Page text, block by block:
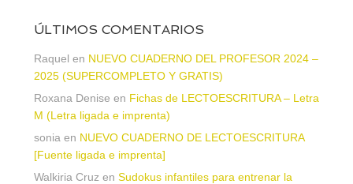
ÚLTIMOS COMENTARIOS
Raquel en NUEVO CUADERNO DEL PROFESOR 2024 –
2025 (SUPERCOMPLETO Y GRATIS)
Roxana Denise en Fichas de LECTOESCRITURA – Letra
M (Letra ligada e imprenta)
sonia en NUEVO CUADERNO DE LECTOESCRITURA
[Fuente ligada e imprenta]
Walkiria Cruz en Sudokus infantiles para entrenar la